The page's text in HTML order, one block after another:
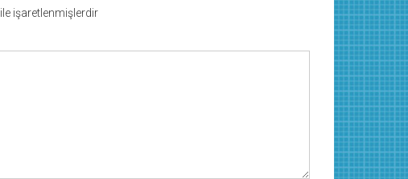
ile işaretlenmişlerdir